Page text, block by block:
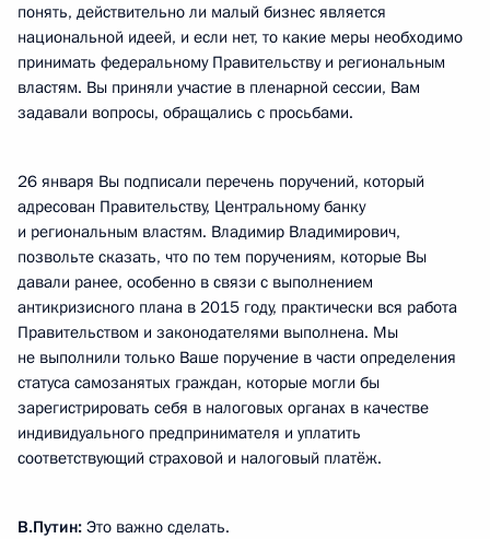
понять, действительно ли малый бизнес является
национальной идеей, и если нет, то какие меры необходимо
принимать федеральному Правительству и региональным
властям. Вы приняли участие в пленарной сессии, Вам
задавали вопросы, обращались с просьбами.
26 января Вы подписали перечень поручений, который
адресован Правительству, Центральному банку
и региональным властям. Владимир Владимирович,
позвольте сказать, что по тем поручениям, которые Вы
давали ранее, особенно в связи с выполнением
антикризисного плана в 2015 году, практически вся работа
Правительством и законодателями выполнена. Мы
не выполнили только Ваше поручение в части определения
статуса самозанятых граждан, которые могли бы
зарегистрировать себя в налоговых органах в качестве
индивидуального предпринимателя и уплатить
соответствующий страховой и налоговый платёж.
В.Путин: Это важно сделать.